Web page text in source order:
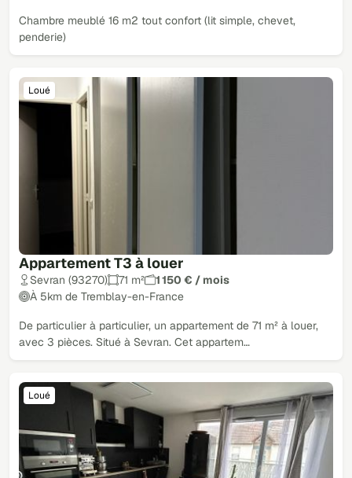
Chambre meublé 16 m2 tout confort (lit simple, chevet,
penderie)
Appartement T3 à louer
Loué
Sevran (93270) 71 m²
1 150 € / mois
À 5km de Tremblay-en-France
De particulier à particulier, un appartement de 71 m² à louer,
avec 3 pièces. Situé à Sevran. Cet appartem…
Loué